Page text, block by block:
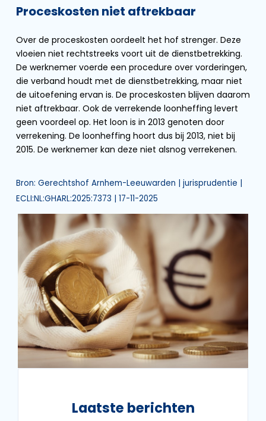
Proceskosten niet aftrekbaar
Over de proceskosten oordeelt het hof strenger. Deze
vloeien niet rechtstreeks voort uit de dienstbetrekking.
De werknemer voerde een procedure over vorderingen,
die verband houdt met de dienstbetrekking, maar niet
de uitoefening ervan is. De proceskosten blijven daarom
niet aftrekbaar. Ook de verrekende loonheffing levert
geen voordeel op. Het loon is in 2013 genoten door
verrekening. De loonheffing hoort dus bij 2013, niet bij
2015. De werknemer kan deze niet alsnog verrekenen.
Bron: Gerechtshof Arnhem-Leeuwarden | jurisprudentie |
ECLI:NL:GHARL:2025:7373 | 17-11-2025
Laatste berichten